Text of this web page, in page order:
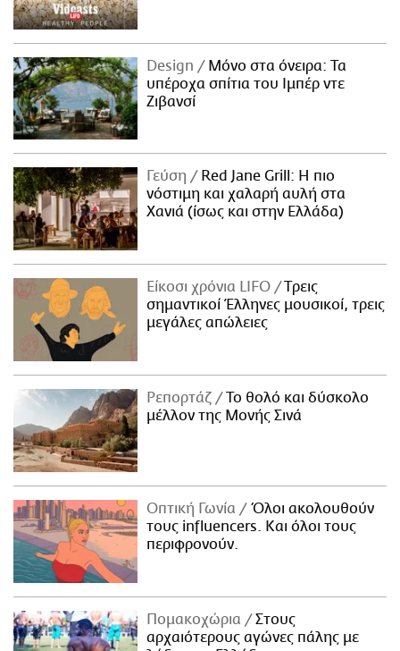
Design
Μόνο στα όνειρα: Τα
υπέροχα σπίτια του Ιμπέρ ντε
Ζιβανσί
Γεύση
Red Jane Grill: Η πιο
νόστιμη και χαλαρή αυλή στα
Χανιά (ίσως και στην Ελλάδα)
Είκοσι χρόνια LIFO
Tρεις
σημαντικοί Έλληνες μουσικοί, τρεις
μεγάλες απώλειες
Ρεπορτάζ
Το θολό και δύσκολο
μέλλον της Μονής Σινά
Οπτική Γωνία
Όλοι ακολουθούν
τους influencers. Και όλοι τους
περιφρονούν.
Πομακοχώρια
Στους
αρχαιότερους αγώνες πάλης με